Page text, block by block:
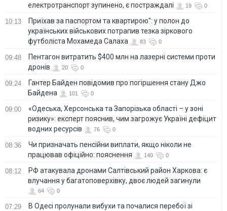
електротранспорт зупинено, є постраждалі
19 0
10:13
Приїхав за паспортом та квартирою": у полон до
українських військових потрапив тезка зіркового
футболіста Мохамеда Салаха
83 0
09:48
Пентагон витратить $400 млн на лазерні системи проти
дронів
20 0
09:24
Гантер Байден повідомив про погіршення стану Джо
Байдена
101 0
09:00
«Одеська, Херсонська та Запорізька області – у зоні
ризику»: експерт пояснив, чим загрожує Україні дефіцит
водних ресурсів
76 0
08:36
Чи призначать пенсійни виплати, якщо ніколи не
працював офіційно: пояснення
140 0
08:12
РФ атакувала дронами Салтівський район Харкова: є
влучання у багатоповерхівку, двоє людей загинули
64 0
07:29
В Одесі пролунали вибухи та почалися перебої зі